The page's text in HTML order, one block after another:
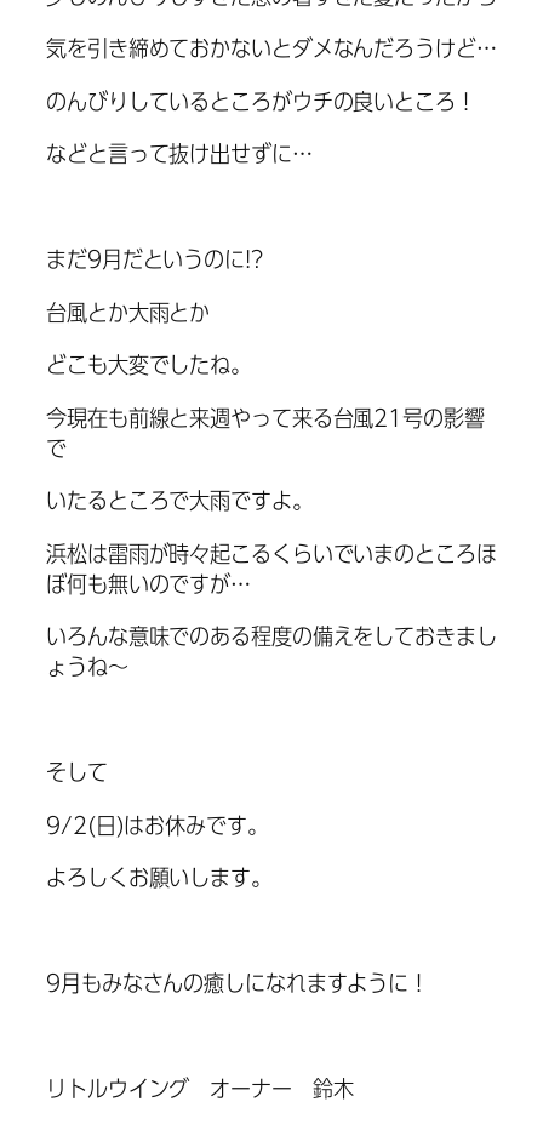
気を引き締めておかないとダメなんだろうけど…
のんびりしているところがウチの良いところ！
などと言って抜け出せずに…
まだ9月だというのに!?
台風とか大雨とか
どこも大変でしたね。
今現在も前線と来週やって来る台風21号の影響
で
いたるところで大雨ですよ。
浜松は雷雨が時々起こるくらいでいまのところほ
ぼ何も無いのですが…
いろんな意味でのある程度の備えをしておきまし
ょうね〜
そして
9/2(日)はお休みです。
よろしくお願いします。
9月もみなさんの癒しになれますように！
リトルウイング オーナー 鈴木